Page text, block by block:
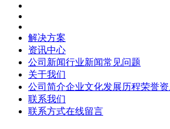
解决方案
资讯中心
公司新闻行业新闻常见问题
关于我们
公司简介企业文化发展历程荣誉
联系我们
联系方式在线留言